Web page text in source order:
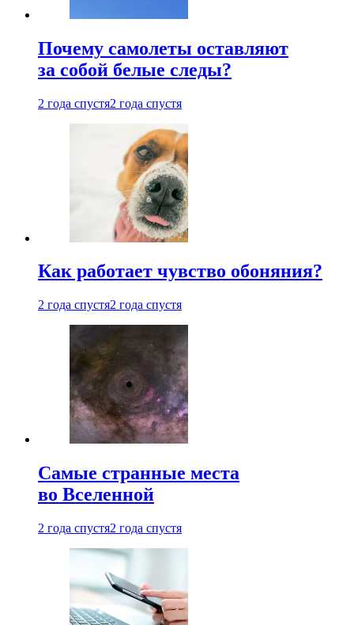
Почему самолеты оставляют
за собой белые следы?
2 года спустя2 года спустя
Как работает чувство обоняния?
2 года спустя2 года спустя
Самые странные места
во Вселенной
2 года спустя2 года спустя